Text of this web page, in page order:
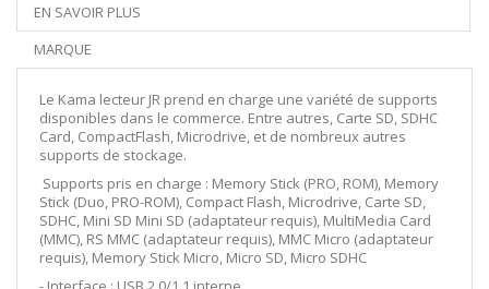
EN SAVOIR PLUS
MARQUE
Le Kama lecteur JR prend en charge une variété de supports
disponibles dans le commerce. Entre autres, Carte SD, SDHC
Card, CompactFlash, Microdrive, et de nombreux autres
supports de stockage.
Supports pris en charge : Memory Stick (PRO, ROM), Memory
Stick (Duo, PRO-ROM), Compact Flash, Microdrive, Carte SD,
SDHC, Mini SD Mini SD (adaptateur requis), MultiMedia Card
(MMC), RS MMC (adaptateur requis), MMC Micro (adaptateur
requis), Memory Stick Micro, Micro SD, Micro SDHC